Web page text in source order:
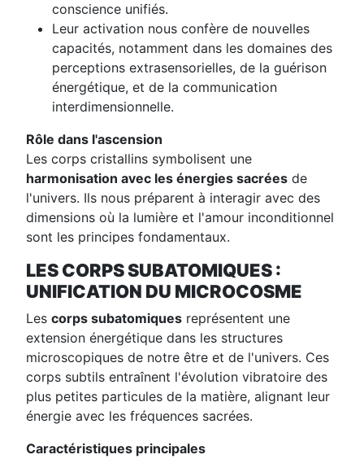
conscience unifiés.
Leur activation nous confère de nouvelles
capacités, notamment dans les domaines des
perceptions extrasensorielles, de la guérison
énergétique, et de la communication
interdimensionnelle.
Rôle dans l'ascension
Les corps cristallins symbolisent une
harmonisation avec les énergies sacrées de
l'univers. Ils nous préparent à interagir avec des
dimensions où la lumière et l'amour inconditionnel
sont les principes fondamentaux.
LES CORPS SUBATOMIQUES :
UNIFICATION DU MICROCOSME
Les corps subatomiques représentent une
extension énergétique dans les structures
microscopiques de notre être et de l'univers. Ces
corps subtils entraînent l'évolution vibratoire des
plus petites particules de la matière, alignant leur
énergie avec les fréquences sacrées.
Caractéristiques principales